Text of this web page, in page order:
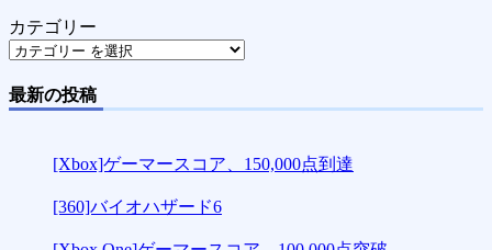
カテゴリー
最新の投稿
[Xbox]ゲーマースコア、150,000点到達
[360]バイオハザード6